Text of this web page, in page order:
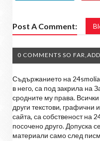
Post A Comment:
0 COMMENTS SO
Съдържанието на
в него, са под закрила на
сродните му права.
други текстови, графични
сайта, са собственост на
посочено друго. Допуска
материали само след